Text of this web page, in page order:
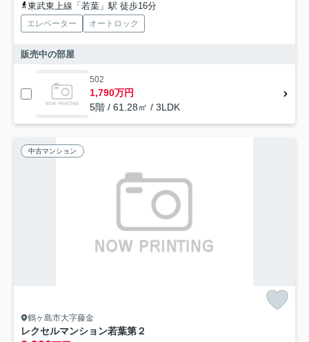
東武東上線「若葉」駅 徒歩16分
エレベーター オートロック
販売中の部屋
502
1,790万円
5階 / 61.28㎡ / 3LDK
中古マンション
鶴ヶ島市大字藤金
レクセルマンション若葉第２